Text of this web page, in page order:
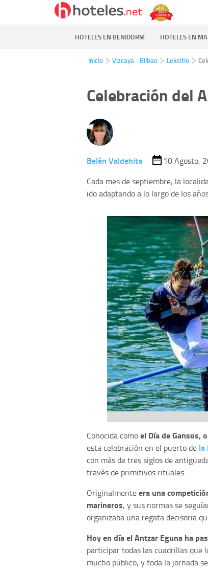
HOTELES EN BENIDORM HOTELES EN
Inicio Vizcaya - Bilbao Lekeitio
Celebración del
Belén Valdehita
10 Agosto,
Cada mes de septiembre, la
ido adaptando a lo largo de los
Conocida comoel Día de Gansos,
esta celebración en el puerto de la
con más de tres siglos de
través de primitivos rituales.
Originalmenteera una
marineros, y sus normas se
organizaba una regata decisoria
Hoy en día el Antzar Eguna ha
participar todas las cuadrillas que
mucho público, y toda la jornada